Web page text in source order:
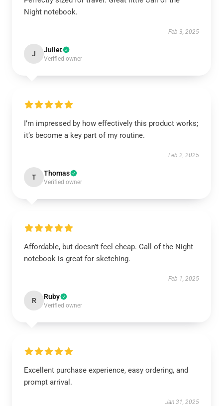
Night notebook.
Feb 3, 2025
J Juliet
Verified owner
I’m impressed by how effectively this product works;
it’s become a key part of my routine.
Feb 2, 2025
T Thomas
Verified owner
Affordable, but doesn’t feel cheap. Call of the Night
notebook is great for sketching.
Feb 1, 2025
R Ruby
Verified owner
Excellent purchase experience, easy ordering, and
prompt arrival.
Jan 31, 2025